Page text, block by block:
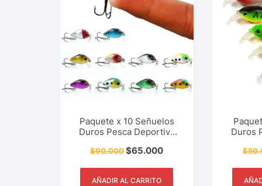
Paquete x 10 Señuelos
Duros Pesca Deportiva
Wobbler 3 Cm – 1.5 Gr
$90.000$65.000
AÑADIR AL CARRITO
Duros
Cm
$